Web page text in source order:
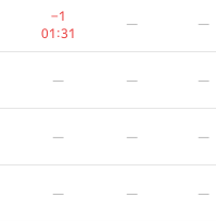
−1
01:31
— —
— — —
— — —
— — —
−1
00:36
01:28
01:37
01:23
00:55 00:36